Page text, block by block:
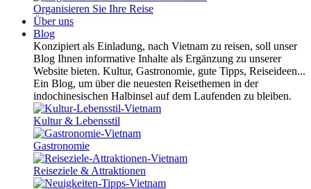
Organisieren Sie Ihre Reise
Über uns
Blog
Konzipiert als Einladung, nach Vietnam zu reisen, soll unser
Blog Ihnen informative Inhalte als Ergänzung zu unserer
Website bieten. Kultur, Gastronomie, gute Tipps, Reiseideen...
Ein Blog, um über die neuesten Reisethemen in der
indochinesischen Halbinsel auf dem Laufenden zu bleiben.
Kultur & Lebensstil
Gastronomie
Reiseziele & Attraktionen